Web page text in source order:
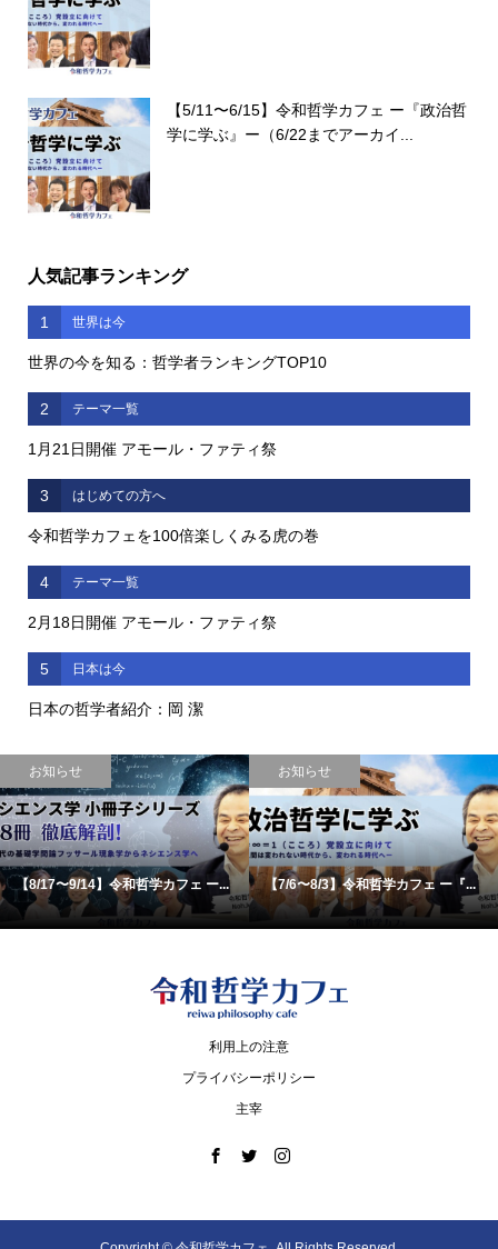
【5/11〜6/15】令和哲学カフェ ー『政治哲
学に学ぶ』ー（6/22までアーカイ...
人気記事ランキング
1 世界は今
世界の今を知る：哲学者ランキングTOP10
2 テーマ一覧
1月21日開催 アモール・ファティ祭
3 はじめての方へ
令和哲学カフェを100倍楽しくみる虎の巻
4 テーマ一覧
2月18日開催 アモール・ファティ祭
5 日本は今
日本の哲学者紹介：岡 潔
お知らせ
【8/17〜9/14】令和哲学カフェ ー...
お知らせ
【7/6〜8/3】令和哲学カフェ ー『...
利用上の注意
プライバシーポリシー
主宰